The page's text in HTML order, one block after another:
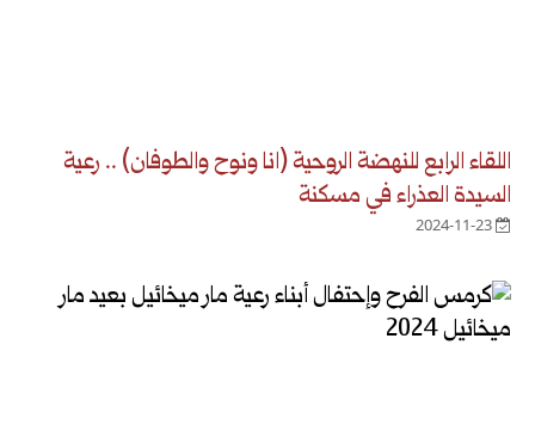
اللقاء الرابع للنهضة الروحية (انا ونوح والطوفان) .. رعية
السيدة العذراء في مسكنة
2024-11-23